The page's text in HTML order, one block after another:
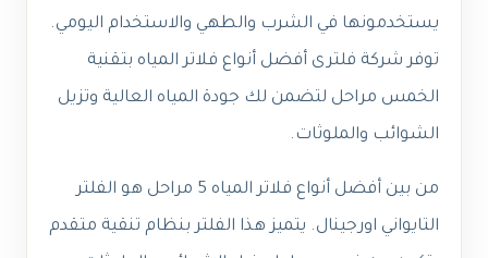
يستخدمونها في الشرب والطهي والاستخدام اليومي.
توفر شركة فلترى أفضل أنواع فلاتر المياه بتقنية
الخمس مراحل لتضمن لك جودة المياه العالية وتزيل
الشوائب والملوثات.
من بين أفضل أنواع فلاتر المياه 5 مراحل هو الفلتر
التايواني اورجينال. يتميز هذا الفلتر بنظام تنقية متقدم